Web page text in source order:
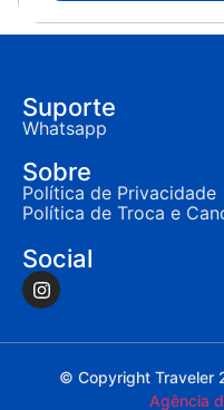
Suporte
Whatsapp
Sobre
Política de Privacidade
Política de Troca e
Social
© Copyright Traveler
Agência